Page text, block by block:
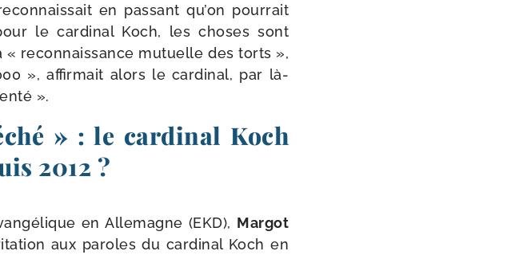
en pas­sant qu’on pour­rait
le car­di­nal Koch, les choses sont
« recon­nais­sance mutuelle des torts »,
», affir­mait alors le car­di­nal, par là-​
».
» : le cardinal Koch
2012 ?
en Allemagne (EKD), Margot
aux paroles du car­di­nal Koch en